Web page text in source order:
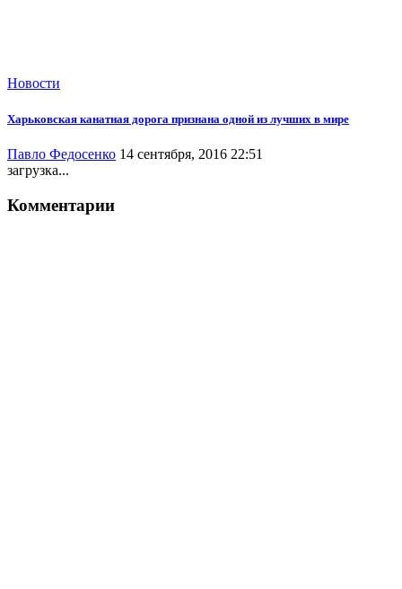
Новости
Харьковская канатная дорога признана одной из лучших в мире
Павло Федосенко 14 сентября, 2016 22:51
загрузка...
Комментарии